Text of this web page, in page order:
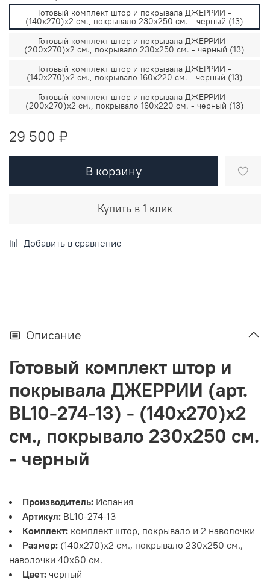
Готовый комплект штор и покрывала ДЖЕРРИИ -
(140х270)х2 см., покрывало 230х250 см. - черный (13)
Готовый комплект штор и покрывала ДЖЕРРИИ -
(200х270)х2 см., покрывало 230х250 см. - черный (13)
Готовый комплект штор и покрывала ДЖЕРРИИ -
(140х270)х2 см., покрывало 160х220 см. - черный (13)
Готовый комплект штор и покрывала ДЖЕРРИИ -
(200х270)х2 см., покрывало 160х220 см. - черный (13)
29 500 ₽
В корзину
Купить в 1 клик
Добавить в сравнение
Описание
Готовый комплект штор и
покрывала ДЖЕРРИИ (арт.
BL10-274-13) - (140х270)х2
см., покрывало 230х250 см.
- черный
Производитель: Испания
Артикул: BL10-274-13
Комплект: комплект штор, покрывало и 2 наволочки
Размер: (140х270)х2 см., покрывало 230х250 см.,
наволочки 40х60 см.
Цвет: черный